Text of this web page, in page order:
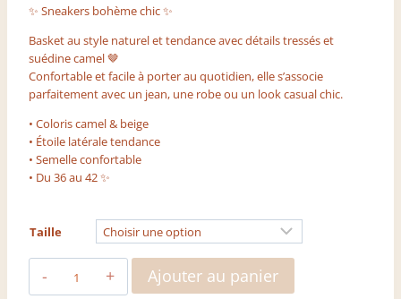
✨ Sneakers bohème chic ✨
Basket au style naturel et tendance avec détails tressés et
suédine camel 🤎
Confortable et facile à porter au quotidien, elle s’associe
parfaitement avec un jean, une robe ou un look casual chic.
• Coloris camel & beige
• Étoile latérale tendance
• Semelle confortable
• Du 36 au 42 ✨
Taille
Ajouter au panier